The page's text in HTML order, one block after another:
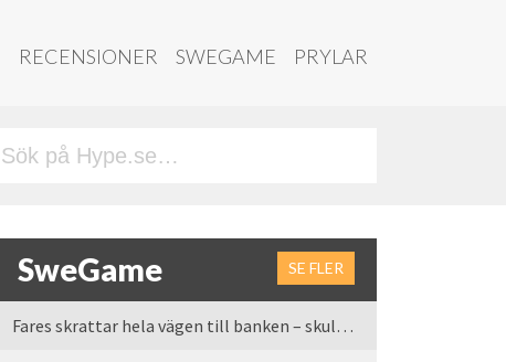
RECENSIONER SWEGAME PRYLAR
SweGame SE FLER
Fares skrattar hela vägen till banken – skulle vi tro